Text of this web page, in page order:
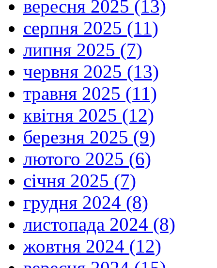
вересня 2025 (13)
серпня 2025 (11)
липня 2025 (7)
червня 2025 (13)
травня 2025 (11)
квітня 2025 (12)
березня 2025 (9)
лютого 2025 (6)
січня 2025 (7)
грудня 2024 (8)
листопада 2024 (8)
жовтня 2024 (12)